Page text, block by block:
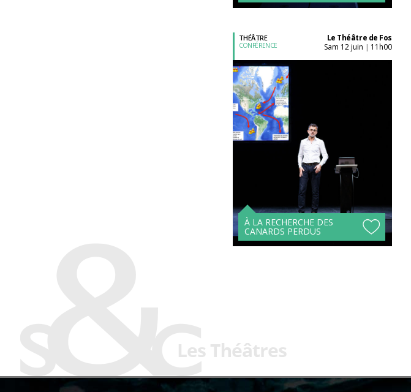
THÉÂTRE
CONFÉRENCE
Le Théâtre de Fos
sam 12 juin
11h00
À LA RECHERCHE DES
CANARDS PERDUS
Acheter son billet à
l'unité
Tarifs avantageux à
partir de 4 spectacles !